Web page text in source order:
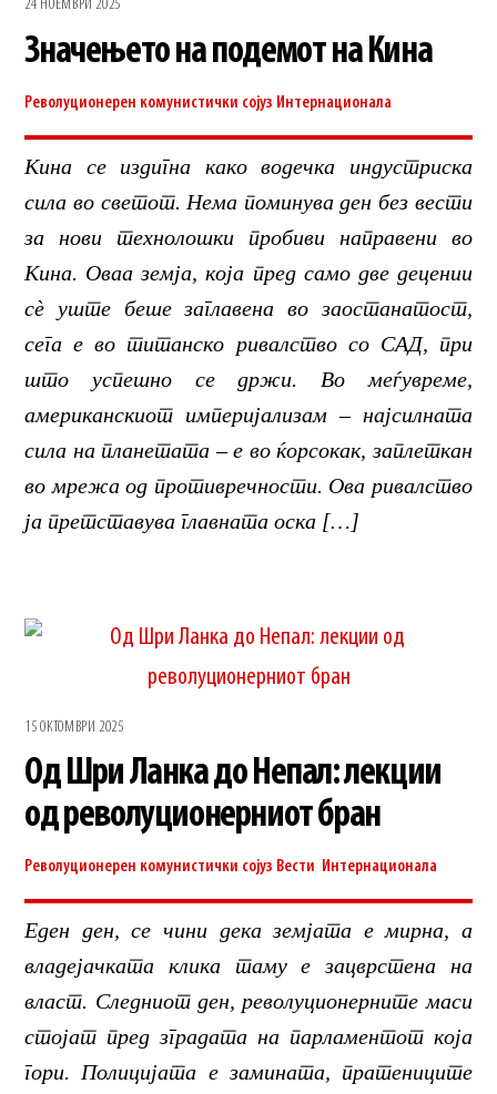
24 НОЕМВРИ 2025
Значењето на подемот на Кина
Револуционерен комунистички сојуз Интернационала
Кина се издигна како водечка индустриска
сила во светот. Нема поминува ден без вести
за нови технолошки пробиви направени во
Кина. Оваа земја, која пред само две децении
сè уште беше заглавена во заостанатост,
сега е во титанско ривалство со САД, при
што успешно се држи. Во меѓувреме,
американскиот империјализам – најсилната
сила на планетата – е во ќорсокак, заплеткан
во мрежа од противречности. Ова ривалство
ја претставува главната оска […]
15 ОКТОМВРИ 2025
Од Шри Ланка до Непал: лекции
од револуционерниот бран
Револуционерен комунистички сојуз Вести Интернационала
Еден ден, се чини дека земјата е мирна, а
владејачката клика таму е зацврстена на
власт. Следниот ден, револуционерните маси
стојат пред зградата на парламентот која
гори. Полицијата е замината, пратениците